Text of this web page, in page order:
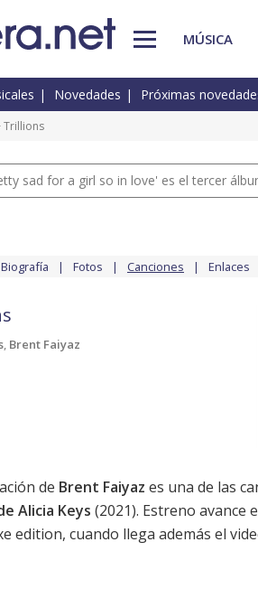
MÚSICA
Novedades Próximas
Trillions
sad for a girl so in love' es el tercer
Biografía Fotos Canciones Enlaces
, Brent Faiyaz
de Brent Faiyaz es una de las
Alicia Keys (2021). Estreno avance
edition, cuando llega además el